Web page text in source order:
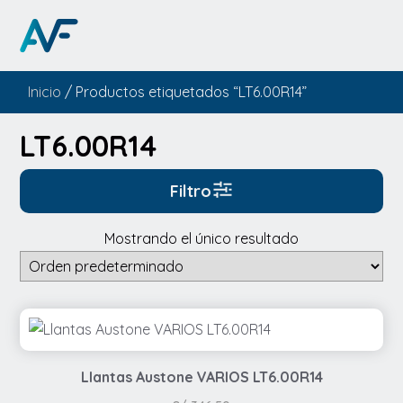
Inicio / Productos etiquetados “LT6.00R14”
LT6.00R14
Mostrando el único resultado
Llantas Austone VARIOS LT6.00R14
Filtro